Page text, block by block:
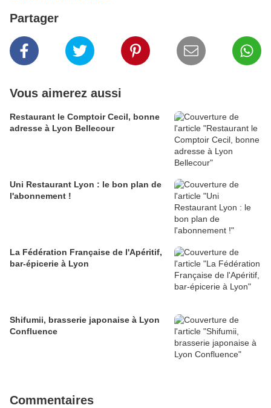
Partager
Vous aimerez aussi
Restaurant le Comptoir Cecil, bonne
adresse à Lyon Bellecour
Uni Restaurant Lyon : le bon plan de
l'abonnement !
La Fédération Française de l'Apéritif,
bar-épicerie à Lyon
Shifumii, brasserie japonaise à Lyon
Confluence
Commentaires